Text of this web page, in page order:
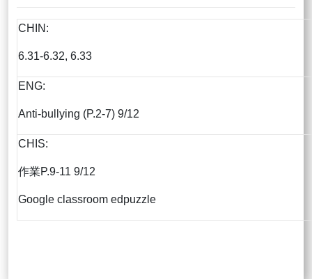
CHIN:
6.31-6.32, 6.33
ENG:
Anti-bullying (P.2-7) 9/12
CHIS:
作業P.9-11 9/12
Google classroom edpuzzle